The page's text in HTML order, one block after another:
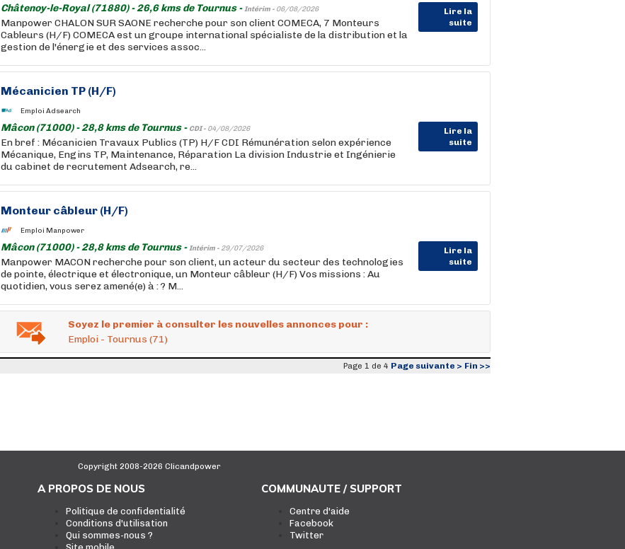
Châtenoy-le-Royal (71880) - 26,6 kms de Tournus -Intérim - 06/08/2026
Lire la
suite
Manpower CHALON SUR SAONE recherche pour son client COMECA, 7 Monteurs
Cableurs (H/F) COMECA est un groupe international spécialiste de la distribution et la
gestion de l'énergie et des services assoc...
Mécanicien TP (H/F)
Emploi Adsearch
Mâcon (71000) - 28,8 kms de Tournus - CDI - 04/08/2026
Lire la
suite
En bref : Mécanicien Travaux Publics (TP) H/F CDI Rémunération selon expérience
Mécanique, Engins TP, Maintenance, Réparation La division Industrie et Ingénierie
du cabinet de recrutement Adsearch, re...
Monteur câbleur (H/F)
Emploi Manpower
Mâcon (71000) - 28,8 kms de Tournus -Intérim - 29/07/2026
Lire la
suite
Manpower MACON recherche pour son client, un acteur du secteur des technologies
de pointe, électrique et électronique, un Monteur câbleur (H/F) Vos missions : Au
quotidien, vous serez amené(e) à : ? M...
Soyez le premier à consulter les nouvelles annonces pour :
Emploi - Tournus (71)
Page 1 de 4 Page suivante > Fin >>
Copyright 2008-2026 Clicandpower
A PROPOS DE NOUS
Politique de confidentialité
Conditions d'utilisation
Qui sommes-nous ?
COMMUNAUTE / SUPPORT
Centre d'aide
Facebook
Twitter